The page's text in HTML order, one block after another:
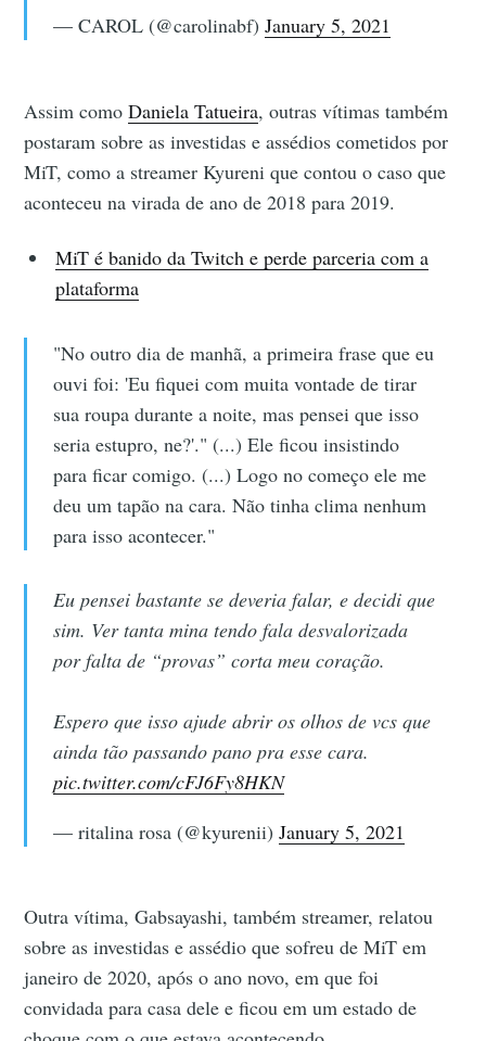
— CAROL (@carolinabf) January 5, 2021
Assim comoDaniela Tatueira, outras vítimas também
postaram sobre as investidas e assédios cometidos por
MiT, como a streamer Kyureni que contou o caso que
aconteceu na virada de ano de 2018 para 2019.
MiT é banido da Twitch e perde parceria com a
plataforma
"No outro dia de manhã, a primeira frase que eu
ouvi foi: 'Eu fiquei com muita vontade de tirar
sua roupa durante a noite, mas pensei que isso
seria estupro, ne?'." (...) Ele ficou insistindo
para ficar comigo. (...) Logo no começo ele me
deu um tapão na cara. Não tinha clima nenhum
para isso acontecer."
Eu pensei bastante se deveria falar, e decidi que
sim. Ver tanta mina tendo fala desvalorizada
por falta de “provas” corta meu coração.
Espero que isso ajude abrir os olhos de vcs que
ainda tão passando pano pra esse cara.
pic.twitter.com/cFJ6Fy8HKN
— ritalina rosa (@kyurenii) January 5, 2021
Outra vítima, Gabsayashi, também streamer, relatou
sobre as investidas e assédio que sofreu de MiT em
janeiro de 2020, após o ano novo, em que foi
convidada para casa dele e ficou em um estado de